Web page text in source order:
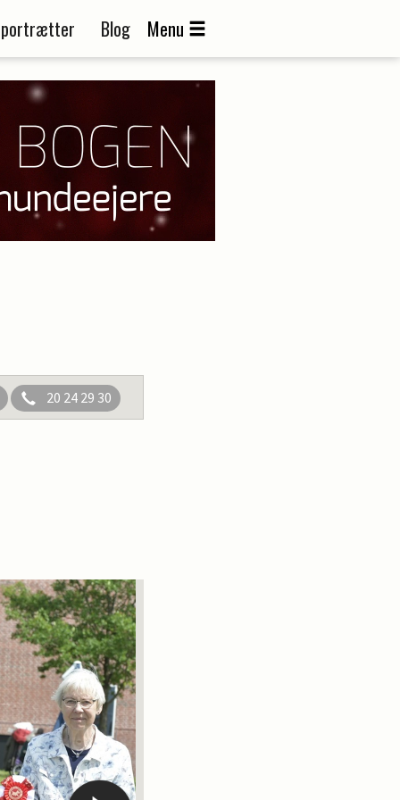
Blog Menu
20 24 29 30